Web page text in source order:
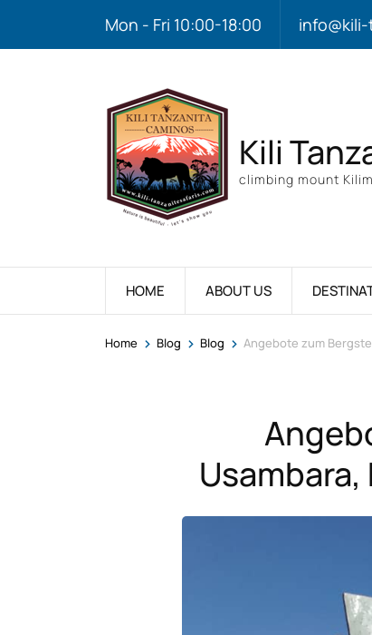
Mon - Fri 10:00-18:00
Kili
climbing mount
HOME ABOUT US
Home > Blog > Blog > Angebote zum